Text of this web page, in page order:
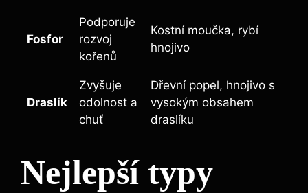
Fosfor
Podporuje
⁤rozvoj
kořenů
Kostní ‍moučka, rybí⁤
hnojivo
Draslík
Zvyšuje
odolnost a
chuť
Dřevní popel, ⁢hnojivo⁢ s
⁤vysokým⁣ obsahem
draslíku
Nejlepší typy‍